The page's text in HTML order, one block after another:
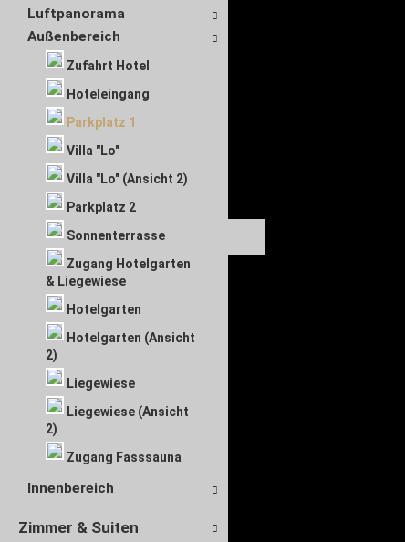
Luftpanorama
Außenbereich
Zufahrt Hotel
Hoteleingang
Parkplatz 1
Villa "Lo"
Villa "Lo" (Ansicht 2)
Parkplatz 2
Sonnenterrasse
Zugang Hotelgarten
& Liegewiese
Hotelgarten
Hotelgarten (Ansicht
2)
Liegewiese
Liegewiese (Ansicht
2)
Zugang Fasssauna
Innenbereich
Zimmer & Suiten